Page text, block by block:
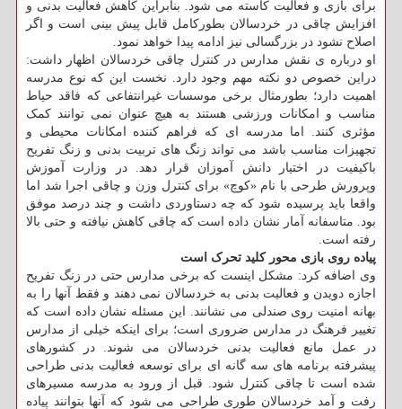
برای بازی و فعالیت کاسته می شود. بنابراین کاهش فعالیت بدنی و
افزایش چاقی در خردسالان بطورکامل قابل پیش بینی است و اگر
اصلاح نشود در بزرگسالی نیز ادامه پیدا خواهد نمود.
او درباره ی نقش مدارس در کنترل چاقی خردسالان اظهار داشت:
دراین خصوص دو نکته مهم وجود دارد. نخست این که نوع مدرسه
اهمیت دارد؛ بطورمثال برخی موسسات غیرانتفاعی که فاقد حیاط
مناسب و امکانات ورزشی هستند به هیچ عنوان نمی توانند کمک
مؤثری کنند. اما مدرسه ای که فراهم کننده امکانات محیطی و
تجهیزات مناسب باشد می تواند زنگ های تربیت بدنی و زنگ تفریح
باکیفیت در اختیار دانش آموزان قرار دهد. در وزارت آموزش
وپرورش طرحی با نام «کوچ» برای کنترل وزن و چاقی اجرا شد اما
واقعا باید پرسیده شود که چه دستاوردی داشت و چند درصد موفق
بود. متاسفانه آمار نشان داده است که چاقی کاهش نیافته و حتی بالا
رفته است.
پیاده روی بازی محور کلید تحرک است
وی اضافه کرد: مشکل اینست که برخی مدارس حتی در زنگ تفریح
اجازه دویدن و فعالیت بدنی به خردسالان نمی دهند و فقط آنها را به
بهانه امنیت روی صندلی می نشانند. این مسئله نشان داده است که
تغییر فرهنگ در مدارس ضروری است؛ برای اینکه خیلی از مدارس
در عمل مانع فعالیت بدنی خردسالان می شوند. در کشورهای
پیشرفته برنامه های سه گانه ای برای توسعه فعالیت بدنی طراحی
شده است تا چاقی کنترل شود. قبل از ورود به مدرسه مسیرهای
رفت و آمد خردسالان طوری طراحی می شود که آنها بتوانند پیاده